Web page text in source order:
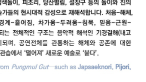
지불하셔야 티켓 수령이 가능합니다.
- 예매 티켓은 공연 당일 현장 수령만 가
능합니다. 티켓 수령 후 분실한 경우, 재
발권 및 객석 입장이 불가하오니 보관에
유의해주시기 바랍니다.